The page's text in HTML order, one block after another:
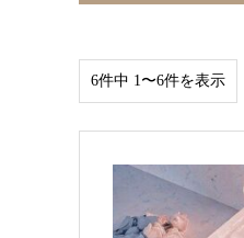
6件中 1〜6件を表示